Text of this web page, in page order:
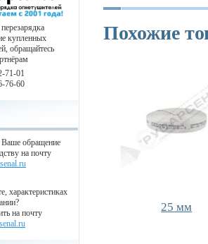
купленных
обращайтесь
71-01
76-60
обращение
на почту
характеристиках
на почту
Похожие
25 мм